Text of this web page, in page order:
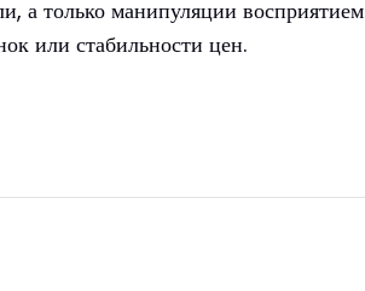
а только манипуляции восприятием
или стабильности цен.